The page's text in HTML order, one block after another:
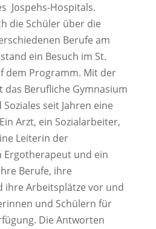
Jospehs-Hospitals.
die Schüler über die
Berufe am
ein Besuch im St.
dem Programm. Mit der
das Berufliche Gymnasium
seit Jahren eine
Arzt, ein Sozialarbeiter,
Leiterin der
Ergotherapeut und ein
Berufe, ihre
ihre Arbeitsplätze vor und
und Schülern für
Die Antworten